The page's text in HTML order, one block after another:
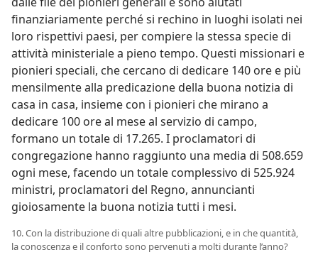
finanziariamente perché si rechino in luoghi isolati nei
loro rispettivi paesi, per compiere la stessa specie di
attività ministeriale a pieno tempo. Questi missionari e
pionieri speciali, che cercano di dedicare 140 ore e più
mensilmente alla predicazione della buona notizia di
casa in casa, insieme con i pionieri che mirano a
dedicare 100 ore al mese al servizio di campo,
formano un totale di 17.265. I proclamatori di
congregazione hanno raggiunto una media di 508.659
ogni mese, facendo un totale complessivo di 525.924
ministri, proclamatori del Regno, annuncianti
gioiosamente la buona notizia tutti i mesi.
10. Con la distribuzione di quali altre pubblicazioni, e in che quantità,
la conoscenza e il conforto sono pervenuti a molti durante l’anno?